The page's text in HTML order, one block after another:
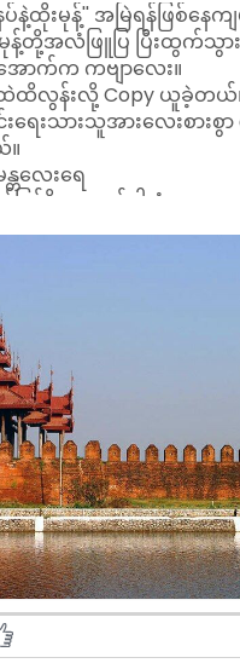
ပ်နဲ့ထိုးမုန့်'' အမြဲရန်ဖြစ်နေက
န့်တို့အလံဖြူပြ ပြီးထွက်သွာ
ောက်က ကဗျာလေး။
ထိလွန်းလို့ Copy ယူခဲ့တယ်
ရေးသားသူအားလေးစားစွာ
တလေးရေ
န်ပြန်နိုးထလှည့်ပါအုံး
ယ်ဆို
းတို့မြို့ကမှ ရှေ့ကရွှေထည့်ခေ
န်ကုန်ကို ဘယ်သူကမှ
ရန်ကုန်လို့မခေါ်ဘူးလေ
ာပုံမြို့ရေ
ပြန်ရုန်းကြွလိုက်ပါအုံး
ကုန်ဆိုတာ ရန်တွေကုန်ရုံရယ်ပ
တို့မြို့လို့ ရတနာတွေပုံမနေပါ
န့်တို့ရေ
ပြန်ရန်တွေ့လှည့်ပါအုံး
ဆို တို့တွေရဲ့ဒိုးနတ်က
ရာအခြေခံတဲ့မုန့်မဟုတ်ဘူး
ထိုးမုန့်ကမှ မြန်မာ့ရိုးရာစစ်
းခါးကို စားတယ်ပြောပြော
ာက်တယ်ပဲဆိုဆို
မှာလို့ နန်းကြီးပဲလာချချ
အားလုံးတော့